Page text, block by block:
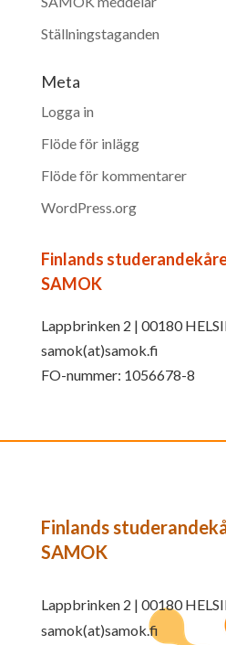
Ställningstaganden
Meta
Logga in
Flöde för inlägg
Flöde för kommentarer
WordPress.org
Finlands
SAMOK
Lappbrinken 2 | 00180
samok(at)samok.fi
FO-nummer: 1056678-8
Finlands
SAMOK
Lappbrinken 2 | 00180
samok(at)samok.fi